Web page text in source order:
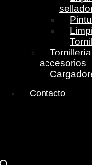
accesorios
Contacto